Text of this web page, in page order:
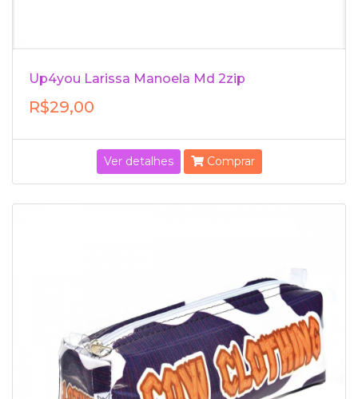
Up4you Larissa Manoela Md 2zip
R$29,00
Ver detalhes Comprar